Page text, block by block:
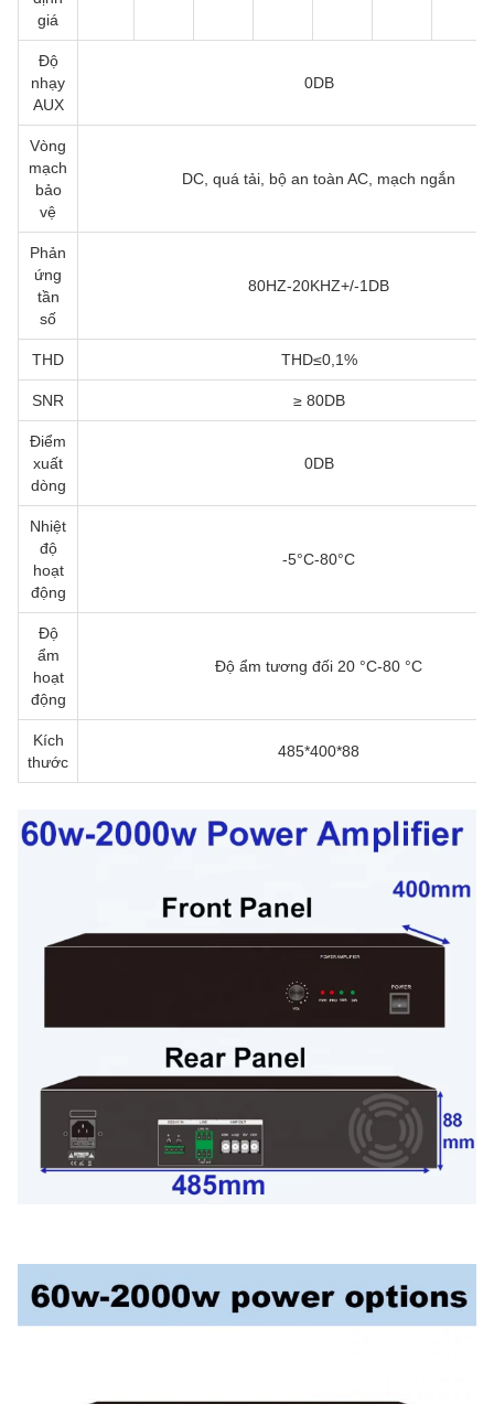
giá
Độ
nhạy
AUX
0DB
Vòng
mạch
bảo
vệ
DC, quá tải, bộ an toàn AC, mạch ngắn
Phản
ứng
tần
số
80HZ-20KHZ+/-1DB
THD THD≤0,1%
SNR ≥ 80DB
Điểm
xuất
dòng
0DB
Nhiệt
độ
hoạt
động
-5°C-80°C
Độ
ẩm
hoạt
động
Độ ẩm tương đối 20 °C-80 °C
Kích
thước
485*400*88